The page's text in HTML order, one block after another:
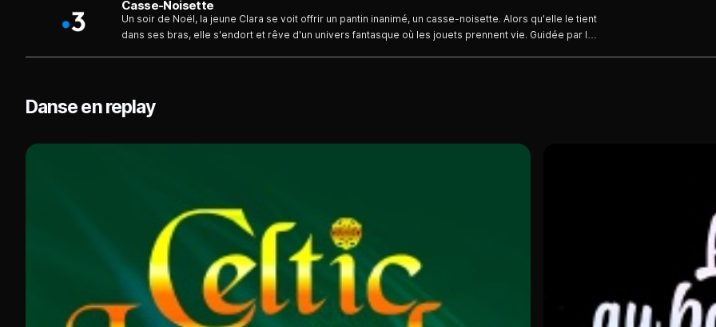
Casse-Noisette
Un soir de Noël, la jeune Clara se voit offrir un pantin inanimé, un casse-noisette. Alors qu'elle le tient
dans ses bras, elle s'endort et rêve d'un univers fantasque où les jouets prennent vie. Guidée par le
Danse en replay